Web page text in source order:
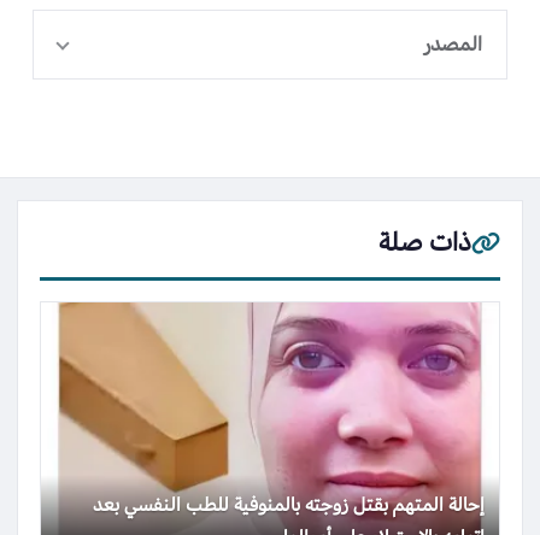
المصدر
ذات صلة
إحالة المتهم بقتل زوجته بالمنوفية للطب النفسي بعد